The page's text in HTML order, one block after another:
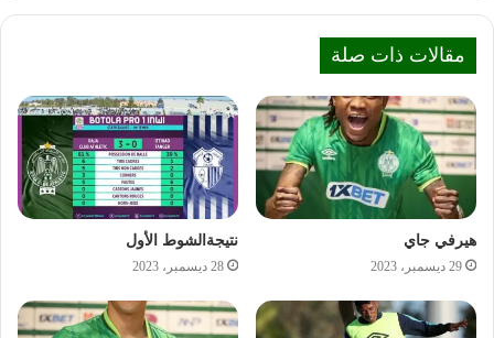
مقالات ذات صلة
هيرفي جاي
29 ديسمبر، 2023
نتيجةالشوط الأول
28 ديسمبر، 2023